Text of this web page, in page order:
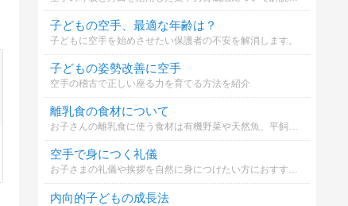
子どもの空手、最適な年齢は？
子どもに空手を始めさせたい保護者の不安を解消します。
子どもの姿勢改善に空手
空手の稽古で正しい座る力を育てる方法を紹介
離乳食の食材について
お子さんの離乳食に使う食材は有機野菜や天然魚、平飼い卵などこだわっていますか？※私はこだわって選んでいるのですがなんせお高い、、、家計を圧迫しています(´;ω;｀)
空手で身につく礼儀
お子さまの礼儀や挨拶を自然に身につけたい方におすすめ。
内向的子どもの成長法